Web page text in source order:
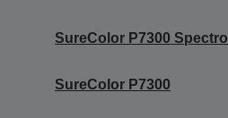
SureColor P7300 Spectro
SureColor P7300